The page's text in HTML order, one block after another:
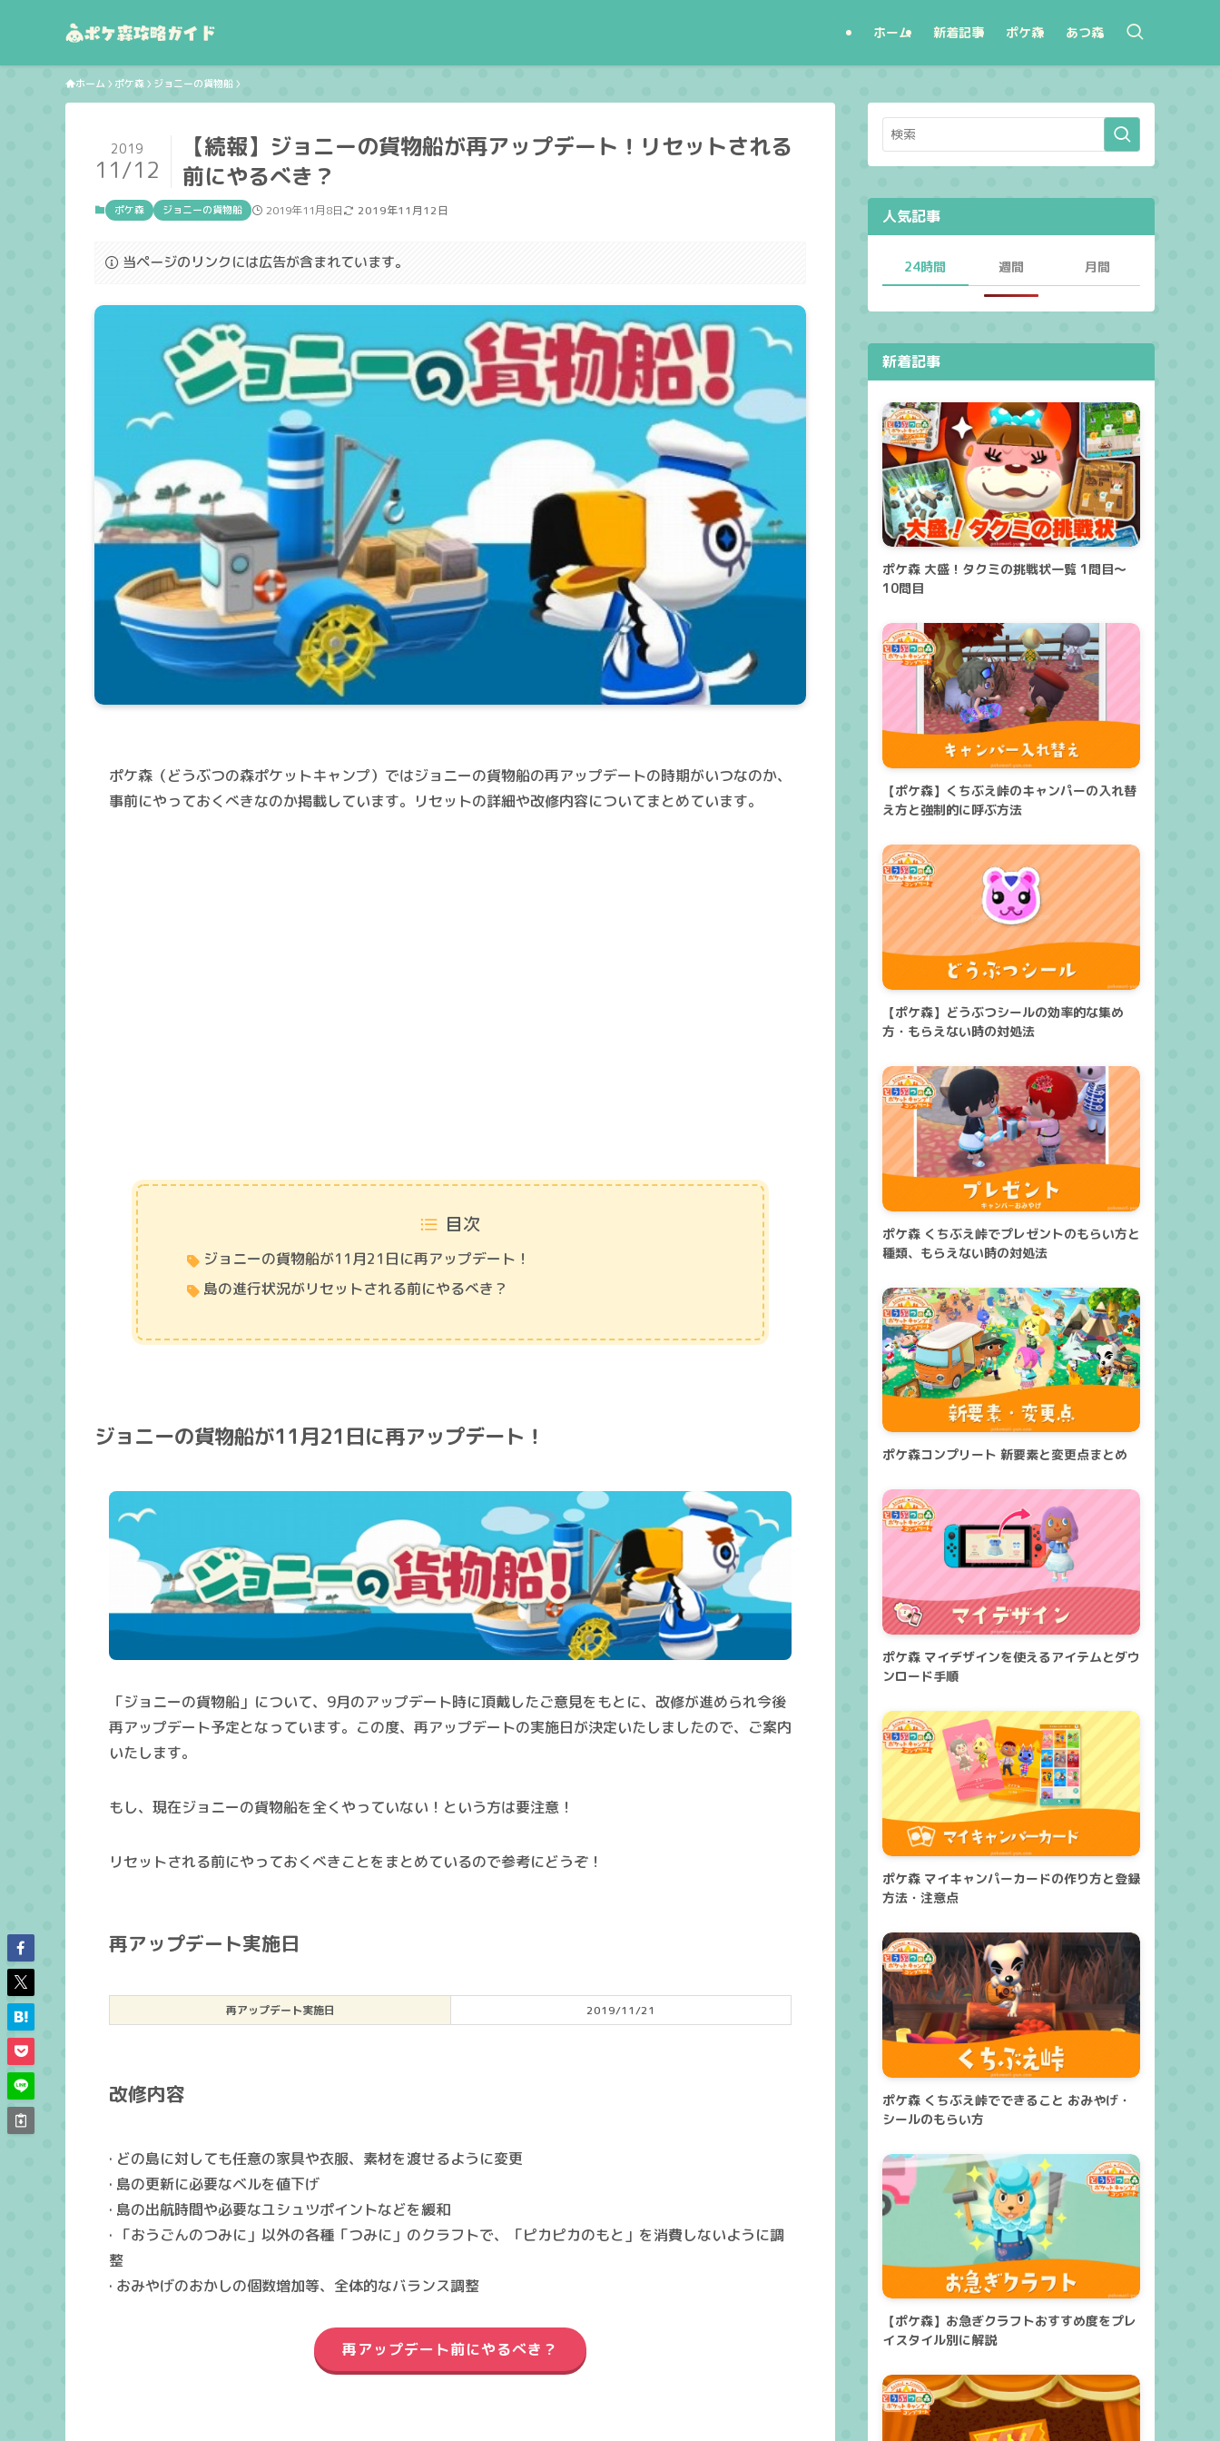
ホーム 新着記事 ポケ森 あつ森
ホーム ポケ森 ジョニーの貨物船
【続報】ジョニーの貨物船が再アップデート！リセットされる
前にやるべき？
2019
11/12
ポケ森 ジョニーの貨物船 2019年11月8日 2019年11月12日
当ページのリンクには広告が含まれています。
ポケ森（どうぶつの森ポケットキャンプ）ではジョニーの貨物船の再アップデートの時期がいつなのか、
事前にやっておくべきなのか掲載しています。リセットの詳細や改修内容についてまとめています。
目次
ジョニーの貨物船が11月21日に再アップデート！
島の進行状況がリセットされる前にやるべき？
ジョニーの貨物船が11月21日に再アップデート！
「ジョニーの貨物船」について、9月のアップデート時に頂戴したご意見をもとに、改修が進められ今後
再アップデート予定となっています。この度、再アップデートの実施日が決定いたしましたので、ご案内
いたします。
もし、現在ジョニーの貨物船を全くやっていない！ という方は要注意！
リセットされる前にやっておくべきことをまとめているので参考にどうぞ！
再アップデート実施日
再アップデート実施日 2019/11/21
改修内容
· どの島に対しても任意の家具や衣服、素材を渡せるように変更
· 島の更新に必要なベルを値下げ
· 島の出航時間や必要なユシュツポイントなどを緩和
· 「おうごんのつみに」以外の各種「つみに」のクラフトで、「ピカピカのもと」を消費しないように調
整
· おみやげのおかしの個数増加等、全体的なバランス調整
再アップデート前にやるべき？
人気記事
24時間 週間 月間
新着記事
ポケ森 大盛！タクミの挑戦状一覧 1問目～
10問目
【ポケ森】くちぶえ峠のキャンパーの入れ替
え方と強制的に呼ぶ方法
【ポケ森】どうぶつシールの効率的な集め
方・もらえない時の対処法
ポケ森 くちぶえ峠でプレゼントのもらい方と
種類、もらえない時の対処法
ポケ森コンプリート 新要素と変更点まとめ
ポケ森 マイデザインを使えるアイテムとダウ
ンロード手順
ポケ森 マイキャンパーカードの作り方と登録
方法・注意点
ポケ森 くちぶえ峠でできること おみやげ・
シールのもらい方
【ポケ森】お急ぎクラフトおすすめ度をプレ
イスタイル別に解説